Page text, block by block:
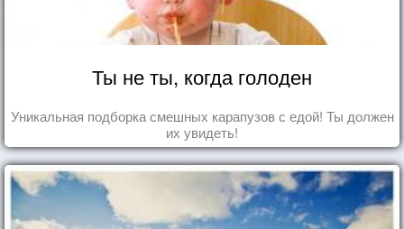
Ты не ты, когда голоден
Уникальная подборка смешных карапузов с едой! Ты должен
их увидеть!